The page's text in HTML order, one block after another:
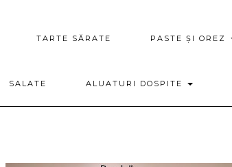
TARTE SĂRATE PASTE ȘI OREZ
SALATE ALUATURI DOSPITE